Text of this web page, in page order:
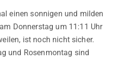
einen sonnigen und milden
Donnerstag um 11:11 Uhr
ist noch nicht sicher.
und Rosenmontag sind